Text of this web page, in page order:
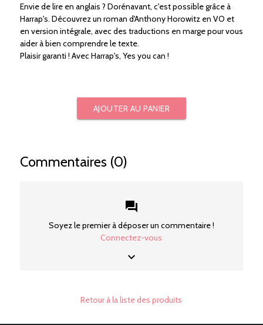
Envie de lire en anglais ? Dorénavant, c'est possible grâce à
Harrap's. Découvrez un roman d'Anthony Horowitz en VO et
en version intégrale, avec des traductions en marge pour vous
aider à bien comprendre le texte.
Plaisir garanti ! Avec Harrap's, Yes you can !
AJOUTER AU PANIER
Commentaires (0)
forum
Soyez le premier à déposer un commentaire !
Connectez-vous
keyboard_arrow_down
Retour à la liste des produits